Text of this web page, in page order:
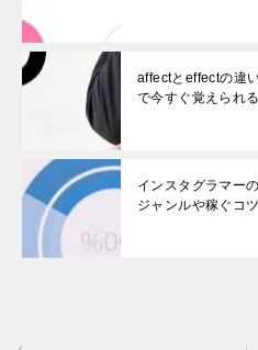
affectとeffectの違
で今すぐ覚えられる
インスタグラマー
ジャンルや稼ぐコ